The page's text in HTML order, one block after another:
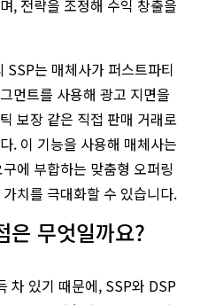
, 전략을 조정해 수익 창출을
SSP는 매체사가 퍼스트파티
먼트를 사용해 광고 지면을
보장 같은 직접 판매 거래로
. 이 기능을 사용해 매체사는
에 부합하는 맞춤형 오퍼링
치를 극대화할 수 있습니다.
은 무엇일까요?
차 있기 때문에, SSP와 DSP